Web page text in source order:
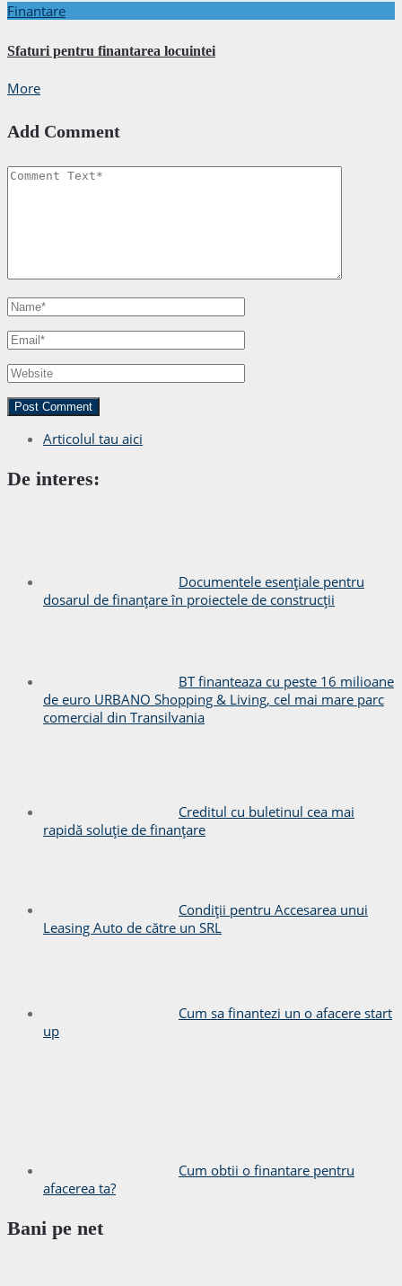
Finantare
Sfaturi pentru finantarea locuintei
More
Add Comment
Articolul tau aici
De interes:
Documentele esențiale pentru
dosarul de finanțare în proiectele de construcții
BT finanteaza cu peste 16 milioane
de euro URBANO Shopping & Living, cel mai mare parc
comercial din Transilvania
Creditul cu buletinul cea mai
rapidă soluție de finanțare
Condiții pentru Accesarea unui
Leasing Auto de către un SRL
Cum sa finantezi un o afacere start
up
Cum obtii o finantare pentru
afacerea ta?
Bani pe net